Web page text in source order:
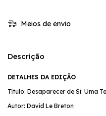
Meios de envio
Descrição
DETALHES DA EDIÇÃO
Título: Desaparecer de Si: Uma
Autor: David Le Breton